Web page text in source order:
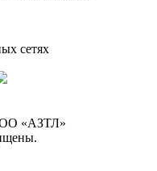
сетях
«АЗТЛ»